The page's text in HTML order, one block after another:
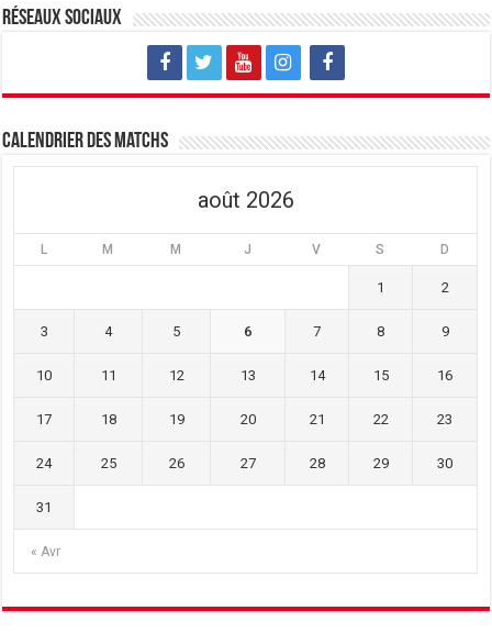
Réseaux sociaux
Calendrier des matchs
août 2026
L M M J V S D
« Avr
1 2
3 4 5 6 7 8 9
10 11 12 13 14 15 16
17 18 19 20 21 22 23
24 25 26 27 28 29 30
31